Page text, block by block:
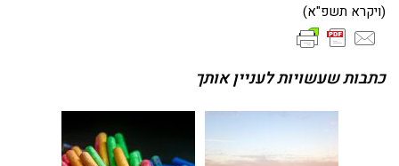
(ויקרא תשפ"א)
כתבות שעשויות לעניין אותך